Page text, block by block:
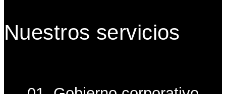
Nuestros servicios